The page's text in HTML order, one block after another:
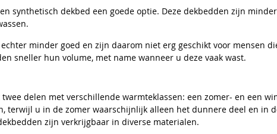
synthetisch dekbed een goede optie. Deze dekbedden zijn
minder goed en zijn daarom niet erg geschikt voor mensen
sneller hun volume, met name wanneer u deze vaak wast.
delen met verschillende warmteklassen: een zomer- en een
terwijl u in de zomer waarschijnlijk alleen het dunnere deel en in
zijn verkrijgbaar in diverse materialen.